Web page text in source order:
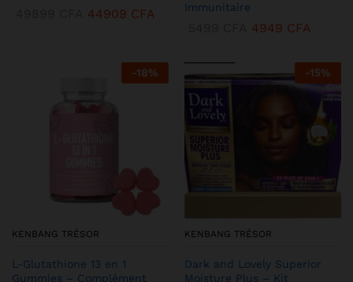
44909 CFA
Immunitaire
4949 CFA
-18%
KENBANG TRÉSOR
L-Glutathione 13 en 1
Gummies – Complément
-15%
KENBANG TRÉSOR
Dark and Lovely Superior
Moisture Plus – Kit